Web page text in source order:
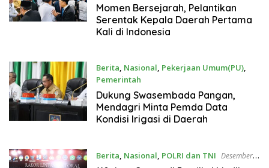
Februari 20, 2025
Momen Bersejarah, Pelantikan
Serentak Kepala Daerah Pertama
Kali di Indonesia
Berita, Nasional, Pekerjaan Umum(PU),
Pemerintah
Desember 16, 2024
Dukung Swasembada Pangan,
Mendagri Minta Pemda Data
Kondisi Irigasi di Daerah
Berita, Nasional, POLRI dan TNI Desember